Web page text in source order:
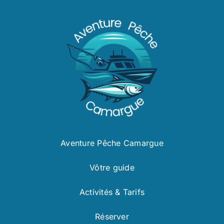
Aventure Pêche Camargue
Vôtre guide
Activités & Tarifs
Réserver